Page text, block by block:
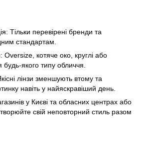
Тільки перевірені бренди та
стандартам.
котяче око, круглі або
якого типу обличчя.
лінзи зменшують втому та
навіть у найяскравіший день.
у Києві та обласних центрах або
свій неповторний стиль разом